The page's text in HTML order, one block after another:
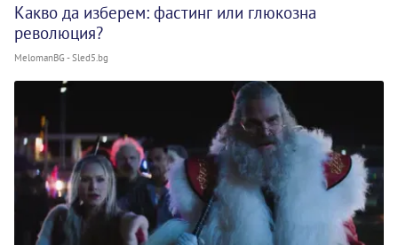
Какво да изберем: фастинг или глюкозна
революция?
MelomanBG - Sled5.bg